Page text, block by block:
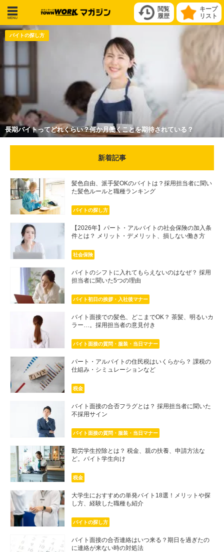
キープ
リスト
閲覧
履歴
メニ
ュー
長期バイトってどれくらい？何か月働くことを期待されている？
バイトの探し方
新着記事
髪色自由、派手髪OKのバイトは？採用担当者に聞い
た髪色ルールと職種ランキング
バイトの探し方
【2026年】パート・アルバイトの社会保険の加入条
件とは？ メリット・デメリット、損しない働き方
社会保険
バイトのシフトに入れてもらえないのはなぜ？ 採用
担当者に聞いた5つの理由
バイト初日の挨拶・入社後マナー
バイト面接での髪色、どこまでOK？ 茶髪、明るいカ
ラー…。採用担当者の意見付き
バイト面接の質問・服装・当日マナー
パート・アルバイトの住民税はいくらから？ 課税の
仕組み・シミュレーションなど
税金
バイト面接の合否フラグとは？ 採用担当者に聞いた
不採用サイン
バイト面接の質問・服装・当日マナー
勤労学生控除とは？ 税金、親の扶養、申請方法な
ど。バイト学生向け
税金
大学生におすすめの単発バイト18選！メリットや探
し方、経験した職種も紹介
バイトの探し方
バイト面接の合否連絡はいつ来る？期日を過ぎたの
に連絡が来ない時の対処法